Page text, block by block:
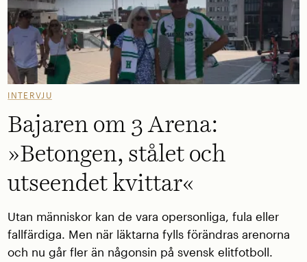
INTERVJU
Bajaren om 3 Arena:
»Betongen, stålet och
utseendet kvittar«
Utan människor kan de vara opersonliga, fula eller
fallfärdiga. Men när läktarna fylls förändras arenorna
och nu går fler än någonsin på svensk elitfotboll.